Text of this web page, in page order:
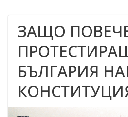
ЗАЩО
БЪЛГАРИЯ